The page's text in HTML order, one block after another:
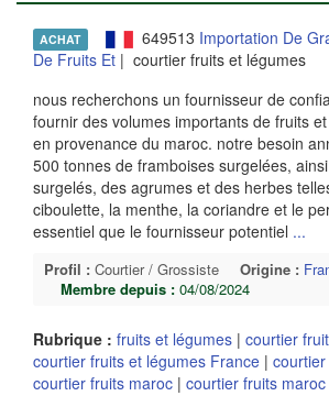
ACHAT 649513 Importation De
De Fruits Et | courtier fruits et légumes
nous recherchons un fournisseur de
fournir des volumes importants de fruits
en provenance du maroc. notre besoin
500 tonnes de framboises surgelées,
surgelés, des agrumes et des herbes
ciboulette, la menthe, la coriandre et le
essentiel que le fournisseur potentiel ...
Profil : Courtier / Grossiste Origine :
Membre depuis : 04/08/2024
Rubrique : fruits et légumes | courtier
courtier fruits et légumes France |
courtier fruits maroc | courtier fruits